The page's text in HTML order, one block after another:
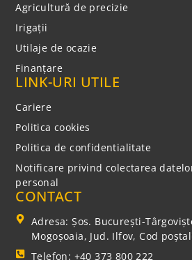
Agricultură de precizie
Irigații
Utilaje de ocazie
Finanțare
LINK-URI UTILE
Cariere
Politica cookies
Politica de confidentialitate
Notificare privind colectarea
personal
CONTACT
Adresa: Şos. Bucureşti-
Mogoşoaia, Jud. Ilfov, Cod
Telefon: +40 373 800 222